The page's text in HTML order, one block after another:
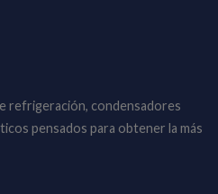
refrigeración, condensadores
pensados para obtener la más